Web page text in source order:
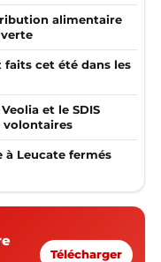
alimentaire
faits cet été dans les
et le SDIS
volontaires
à Leucate fermés
Télécharger